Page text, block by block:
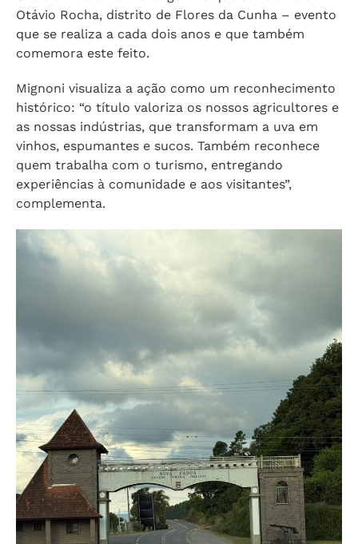
Otávio Rocha, distrito de Flores da Cunha – evento
que se realiza a cada dois anos e que também
comemora este feito.
Mignoni visualiza a ação como um reconhecimento
histórico: “o título valoriza os nossos agricultores e
as nossas indústrias, que transformam a uva em
vinhos, espumantes e sucos. Também reconhece
quem trabalha com o turismo, entregando
experiências à comunidade e aos visitantes”,
complementa.